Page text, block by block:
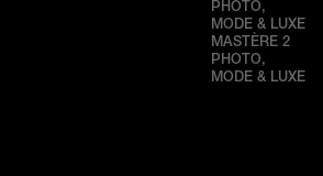
PHOTO,
MODE & LUXE
MASTÈRE 2
PHOTO,
MODE & LUXE